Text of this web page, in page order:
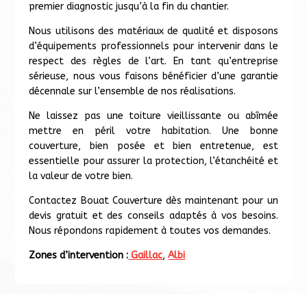
premier diagnostic jusqu’à la fin du chantier.
Nous utilisons des matériaux de qualité et disposons
d’équipements professionnels pour intervenir dans le
respect des règles de l’art. En tant qu’entreprise
sérieuse, nous vous faisons bénéficier d’une garantie
décennale sur l’ensemble de nos réalisations.
Ne laissez pas une toiture vieillissante ou abîmée
mettre en péril votre habitation. Une bonne
couverture, bien posée et bien entretenue, est
essentielle pour assurer la protection, l’étanchéité et
la valeur de votre bien.
Contactez Bouat Couverture dès maintenant pour un
devis gratuit et des conseils adaptés à vos besoins.
Nous répondons rapidement à toutes vos demandes.
Zones d’intervention : Gaillac,Albi